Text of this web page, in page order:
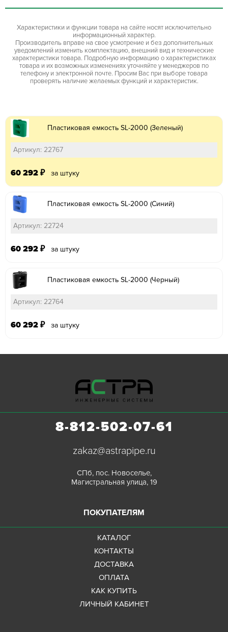
Характеристики и функции товара на сайте носят исключительно
информационный характер.
Производитель вправе на свое усмотрение и без дополнительных
уведомлений изменить комплектацию, внешний вид и технические
характеристики товара. Подробную информацию о характеристиках
товара и их возможных изменениях уточняйте у менеджеров по
телефону и электронной почте. Просим Вас при выборе товара
проверять наличие желаемых функций и характеристик.
Пластиковая емкость SL-2000 (Зеленый)
Артикул: 22767
60 292 ₽ за штуку
Пластиковая емкость SL-2000 (Синий)
Артикул: 22724
60 292 ₽ за штуку
Пластиковая емкость SL-2000 (Черный)
Артикул: 22764
60 292 ₽ за штуку
8-812-502-07-61
zakaz@astrapipe.ru
СПб, пос. Новоселье,
Магистральная улица, 19
ПОКУПАТЕЛЯМ
КАТАЛОГ
КОНТАКТЫ
ДОСТАВКА
ОПЛАТА
КАК КУПИТЬ
ЛИЧНЫЙ КАБИНЕТ